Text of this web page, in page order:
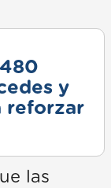
y
reforzar
las